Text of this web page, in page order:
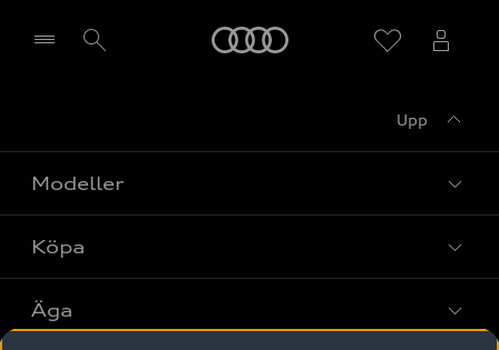
Upp
Modeller
Alla modeller
Elbilar
Köpa
Privaterbjudanden
Äga